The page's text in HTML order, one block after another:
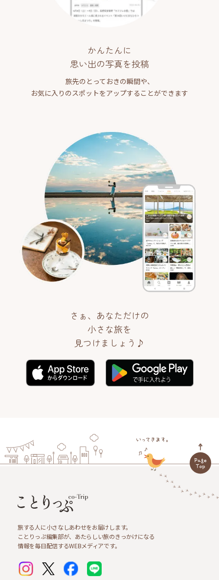
かんたんに
思い出の写真を投稿
旅先のとっておきの瞬間や、
お気に入りのスポットをアップすることができます
さぁ、あなただけの
小さな旅を
見つけましょう♪
旅する人に小さなしあわせをお届けします。
ことりっぷ編集部が、あたらしい旅のきっかけになる
情報を毎日配信するWEBメディアです。